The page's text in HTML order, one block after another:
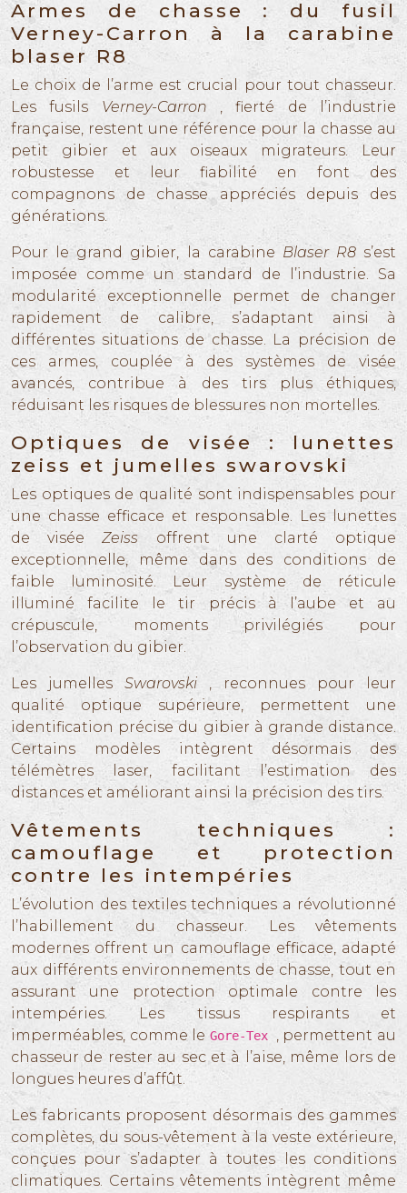
Armes de chasse : du fusil
Verney-Carron à la carabine
blaser R8
Le choix de l’arme est crucial pour tout chasseur.
Les fusils Verney-Carron , fierté de l’industrie
française, restent une référence pour la chasse au
petit gibier et aux oiseaux migrateurs. Leur
robustesse et leur fiabilité en font des
compagnons de chasse appréciés depuis des
générations.
Pour le grand gibier, la carabine Blaser R8 s’est
imposée comme un standard de l’industrie. Sa
modularité exceptionnelle permet de changer
rapidement de calibre, s’adaptant ainsi à
différentes situations de chasse. La précision de
ces armes, couplée à des systèmes de visée
avancés, contribue à des tirs plus éthiques,
réduisant les risques de blessures non mortelles.
Optiques de visée : lunettes
zeiss et jumelles swarovski
Les optiques de qualité sont indispensables pour
une chasse efficace et responsable. Les lunettes
de viséeZeiss offrent une clarté optique
exceptionnelle, même dans des conditions de
faible luminosité. Leur système de réticule
illuminé facilite le tir précis à l’aube et au
crépuscule, moments privilégiés pour
l’observation du gibier.
Les jumelles Swarovski , reconnues pour leur
qualité optique supérieure, permettent une
identification précise du gibier à grande distance.
Certains modèles intègrent désormais des
télémètres laser, facilitant l’estimation des
distances et améliorant ainsi la précision des tirs.
Vêtements techniques :
camouflage et protection
contre les intempéries
L’évolution des textiles techniques a révolutionné
l’habillement du chasseur. Les vêtements
modernes offrent un camouflage efficace, adapté
aux différents environnements de chasse, tout en
assurant une protection optimale contre les
intempéries. Les tissus respirants et
imperméables, comme le Gore-Tex , permettent au
chasseur de rester au sec et à l’aise, même lors de
longues heures d’affût.
Les fabricants proposent désormais des gammes
complètes, du sous-vêtement à la veste extérieure,
conçues pour s’adapter à toutes les conditions
climatiques. Certains vêtements intègrent même